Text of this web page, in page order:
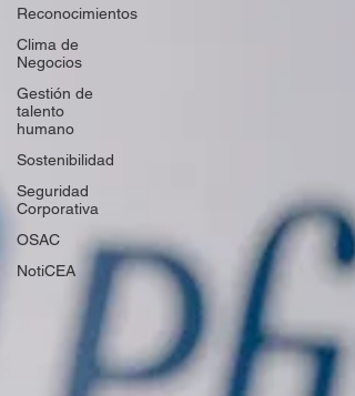
Reconocimientos
Clima de
Negocios
Gestión de
talento
humano
Sostenibilidad
Seguridad
Corporativa
OSAC
NotiCEA